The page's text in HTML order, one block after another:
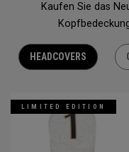
Kaufen Sie das
HEADCOVERS
LIMITED EDITION